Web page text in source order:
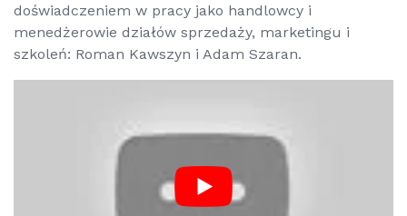
doświadczeniem w pracy jako handlowcy i
menedżerowie działów sprzedaży, marketingu i
szkoleń: Roman Kawszyn i Adam Szaran.